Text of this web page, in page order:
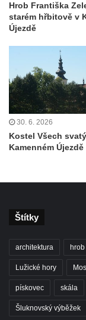
Hrob Erharda
Velkém
Velkém Šenově
Hrob rodiny
Cítolibech
Hrob Adolfa
Cítolibech
Hrob Václava
Hrob rodiny
Hrob
Hrob Františka
starém hřbitově v
Újezdě
30. 6. 2026
Kostel Všech
Kamenném Újezdě
Štítky
architektura hrob
Lužické hory
pískovec skála
Šluknovský výběžek